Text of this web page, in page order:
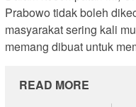
Prabowo tidak boleh
masyarakat sering kali
memang dibuat untuk
READ MORE